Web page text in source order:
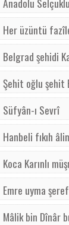
Her üzüntü
Belgrad şehidi
Şehit oğlu şehit
Süfyân-ı Sevrî
Hanbeli fıkıh
Koca Karınlı
Emre uyma
Mâlik bin Dînâr